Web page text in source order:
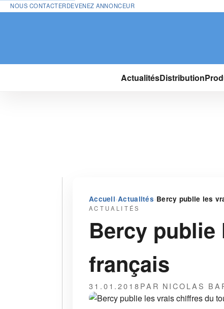
NOUS CONTACTERDEVENEZ ANNONCEUR
ActualitésDistribution
Accueil›Actualités›Bercy publie les
ACTUALITÉS
Bercy
français
31.01.2018PAR NICOLAS